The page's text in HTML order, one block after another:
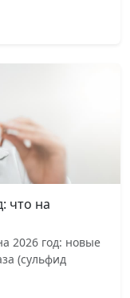
что на
2026 год: новые
(сульфид